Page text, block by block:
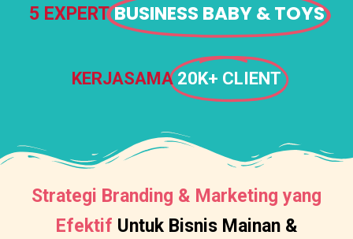
5 EXPERT BUSINESS BABY & TOYS
KERJASAMA20K+ CLIENT
Strategi Branding & Marketing yang
Efektif Untuk Bisnis Mainan &